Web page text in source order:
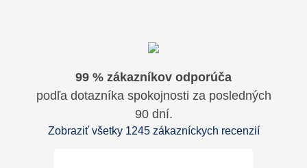
99 % zákazníkov odporúča
podľa dotazníka spokojnosti za posledných
90 dní.
Zobraziť všetky 1245 zákazníckych recenzií